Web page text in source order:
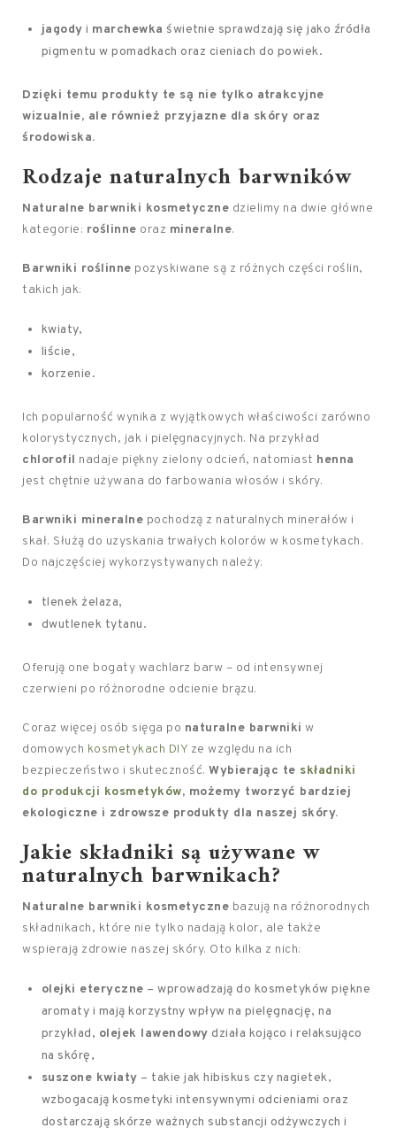
jagody i marchewka świetnie sprawdzają się jako źródła
pigmentu w pomadkach oraz cieniach do powiek.
Dzięki temu produkty te są nie tylko atrakcyjne
wizualnie, ale również przyjazne dla skóry oraz
środowiska.
Rodzaje naturalnych barwników
Naturalne barwniki kosmetyczne dzielimy na dwie główne
kategorie: roślinne oraz mineralne.
Barwniki roślinne pozyskiwane są z różnych części roślin,
takich jak:
kwiaty,
liście,
korzenie.
Ich popularność wynika z wyjątkowych właściwości zarówno
kolorystycznych, jak i pielęgnacyjnych. Na przykład
chlorofil nadaje piękny zielony odcień, natomiast henna
jest chętnie używana do farbowania włosów i skóry.
Barwniki mineralne pochodzą z naturalnych minerałów i
skał. Służą do uzyskania trwałych kolorów w kosmetykach.
Do najczęściej wykorzystywanych należy:
tlenek żelaza,
dwutlenek tytanu.
Oferują one bogaty wachlarz barw – od intensywnej
czerwieni po różnorodne odcienie brązu.
Coraz więcej osób sięga po naturalne barwniki w
domowych kosmetykach DIY ze względu na ich
bezpieczeństwo i skuteczność. Wybierając te składniki
do produkcji kosmetyków, możemy tworzyć bardziej
ekologiczne i zdrowsze produkty dla naszej skóry.
Jakie składniki są używane w
naturalnych barwnikach?
Naturalne barwniki kosmetyczne bazują na różnorodnych
składnikach, które nie tylko nadają kolor, ale także
wspierają zdrowie naszej skóry. Oto kilka z nich:
olejki eteryczne – wprowadzają do kosmetyków piękne
aromaty i mają korzystny wpływ na pielęgnację, na
przykład, olejek lawendowy działa kojąco i relaksująco
na skórę,
suszone kwiaty – takie jak hibiskus czy nagietek,
wzbogacają kosmetyki intensywnymi odcieniami oraz
dostarczają skórze ważnych substancji odżywczych i